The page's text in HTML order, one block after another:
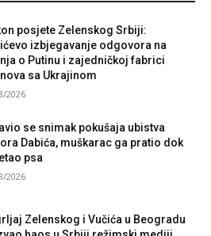
posjete Zelenskog Srbiji:
izbjegavanje odgovora na
o Putinu i zajedničkoj fabrici
sa Ukrajinom
2026
se snimak pokušaja ubistva
Dabića, muškarac ga pratio dok
psa
2026
Zelenskog i Vučića u Beogradu